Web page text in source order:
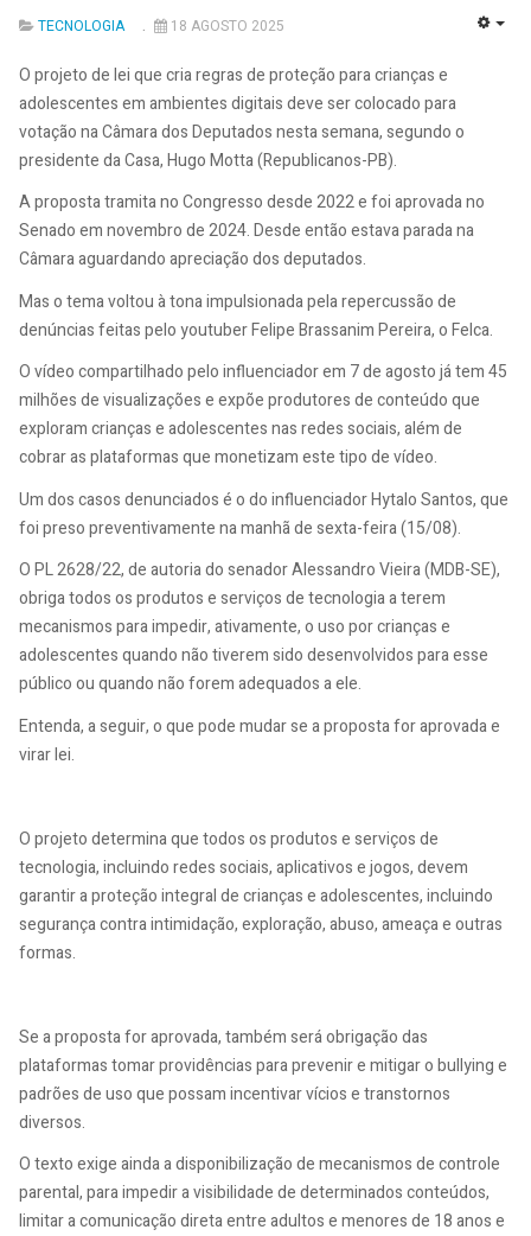
TECNOLOGIA 18 AGOSTO 2025
O projeto de lei que cria regras de proteção para crianças e
adolescentes em ambientes digitais deve ser colocado para
votação na Câmara dos Deputados nesta semana, segundo o
presidente da Casa, Hugo Motta (Republicanos-PB).
A proposta tramita no Congresso desde 2022 e foi aprovada no
Senado em novembro de 2024. Desde então estava parada na
Câmara aguardando apreciação dos deputados.
Mas o tema voltou à tona impulsionada pela repercussão de
denúncias feitas pelo youtuber Felipe Brassanim Pereira, o Felca.
O vídeo compartilhado pelo influenciador em 7 de agosto já tem 45
milhões de visualizações e expõe produtores de conteúdo que
exploram crianças e adolescentes nas redes sociais, além de
cobrar as plataformas que monetizam este tipo de vídeo.
Um dos casos denunciados é o do influenciador Hytalo Santos, que
foi preso preventivamente na manhã de sexta-feira (15/08).
O PL 2628/22, de autoria do senador Alessandro Vieira (MDB-SE),
obriga todos os produtos e serviços de tecnologia a terem
mecanismos para impedir, ativamente, o uso por crianças e
adolescentes quando não tiverem sido desenvolvidos para esse
público ou quando não forem adequados a ele.
Entenda, a seguir, o que pode mudar se a proposta for aprovada e
virar lei.
O projeto determina que todos os produtos e serviços de
tecnologia, incluindo redes sociais, aplicativos e jogos, devem
garantir a proteção integral de crianças e adolescentes, incluindo
segurança contra intimidação, exploração, abuso, ameaça e outras
formas.
Se a proposta for aprovada, também será obrigação das
plataformas tomar providências para prevenir e mitigar o bullying e
padrões de uso que possam incentivar vícios e transtornos
diversos.
O texto exige ainda a disponibilização de mecanismos de controle
parental, para impedir a visibilidade de determinados conteúdos,
limitar a comunicação direta entre adultos e menores de 18 anos e